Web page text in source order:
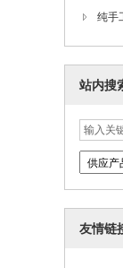
纯手
站内搜
友情链